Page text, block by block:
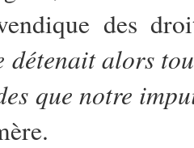
des
détenait alors
que notre